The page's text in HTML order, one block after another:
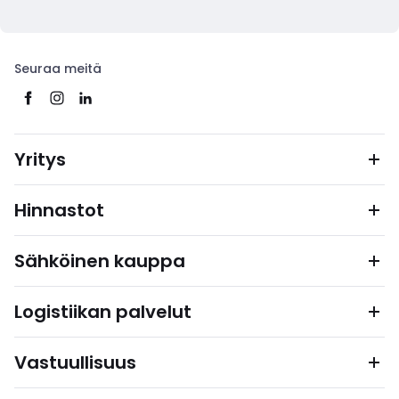
Seuraa meitä
Yritys
Hinnastot
Sähköinen kauppa
Logistiikan palvelut
Vastuullisuus